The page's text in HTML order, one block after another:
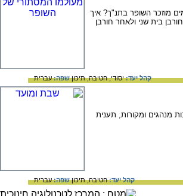
מוזכר השופר בתנ"ך? איך
בית שני ולאחר חורבן
קהל יעד:יסודי,חטיבה,תיכוןשפה:עברית
מנהגים ומקורות, תענית
קהל יעד:חטיבה,תיכוןשפה:עברית